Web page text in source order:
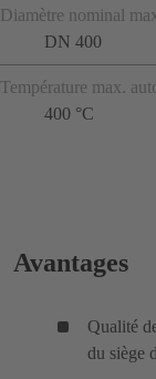
Diamètre nominal
DN 400
Température max.
400 °C
Avantages
Qualité
du siège